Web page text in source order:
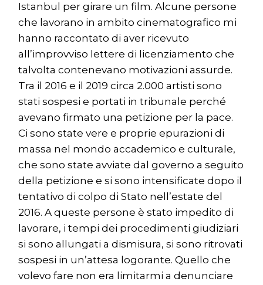
Istanbul per girare un film. Alcune persone
che lavorano in ambito cinematografico mi
hanno raccontato di aver ricevuto
all’improvviso lettere di licenziamento che
talvolta contenevano motivazioni assurde.
Tra il 2016 e il 2019 circa 2.000 artisti sono
stati sospesi e portati in tribunale perché
avevano firmato una petizione per la pace.
Ci sono state vere e proprie epurazioni di
massa nel mondo accademico e culturale,
che sono state avviate dal governo a seguito
della petizione e si sono intensificate dopo il
tentativo di colpo di Stato nell’estate del
2016. A queste persone è stato impedito di
lavorare, i tempi dei procedimenti giudiziari
si sono allungati a dismisura, si sono ritrovati
sospesi in un’attesa logorante. Quello che
volevo fare non era limitarmi a denunciare